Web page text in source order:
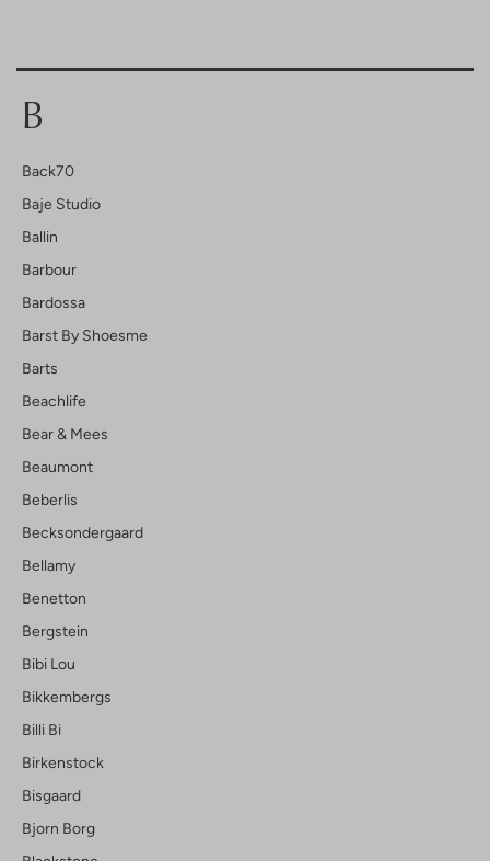
B
Back70
Baje Studio
Ballin
Barbour
Bardossa
Barst By Shoesme
Barts
Beachlife
Bear & Mees
Beaumont
Beberlis
Becksondergaard
Bellamy
Benetton
Bergstein
Bibi Lou
Bikkembergs
Billi Bi
Birkenstock
Bisgaard
Bjorn Borg